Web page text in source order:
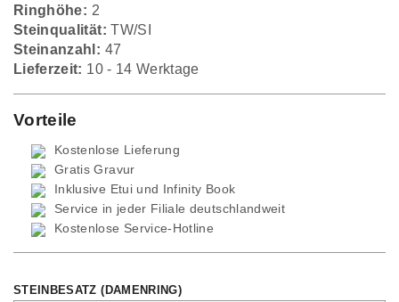
Ringhöhe: 2
Steinqualität: TW/SI
Steinanzahl: 47
Lieferzeit: 10 - 14 Werktage
Vorteile
Kostenlose Lieferung
Gratis Gravur
Inklusive Etui und Infinity Book
Service in jeder Filiale deutschlandweit
Kostenlose Service-Hotline
STEINBESATZ (DAMENRING)